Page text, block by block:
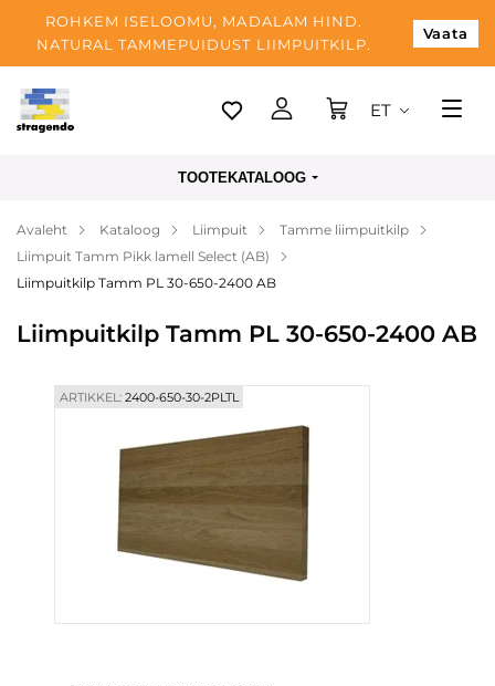
ROHKEM ISELOOMU, MADALAM HIND.
NATURAL TAMMEPUIDUST LIIMPUITKILP.
Vaata
Tallinn
Makse
Meist
ET
TOOTEKATALOOG
Avaleht Kataloog Liimpuit
Tamme liimpuitkilp
Liimpuit Tamm Pikk lamell Select (AB)
Liimpuitkilp Tamm PL 30-650-2400 AB
Liimpuitkilp Tamm PL 30-650-2400 AB
ARTIKKEL:2400-650-30-2PLTL